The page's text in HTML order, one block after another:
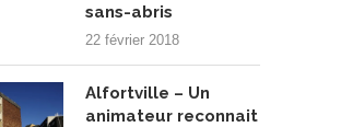
sans-abris
22 février 2018
Alfortville – Un
animateur reconnait